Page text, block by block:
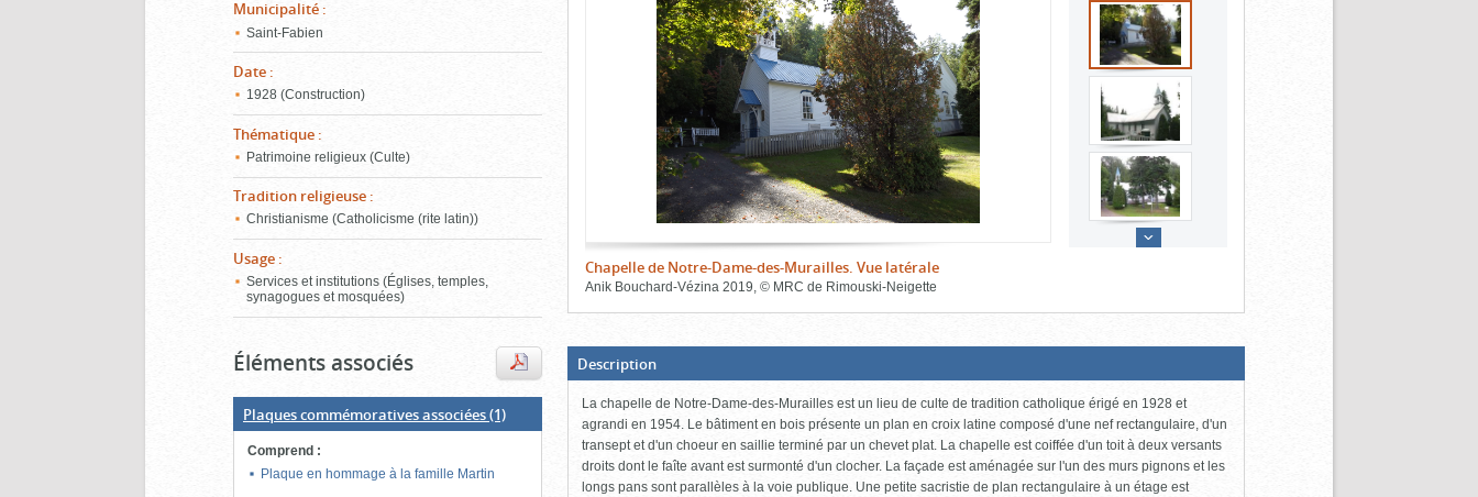
Municipalité :
Saint-Fabien
Date :
1928 (Construction)
Thématique :
Patrimoine religieux (Culte)
Tradition religieuse :
Christianisme (Catholicisme (rite latin))
Usage :
Services et institutions (Églises, temples,
synagogues et mosquées)
Éléments associés
Plaques commémoratives associées(1)
Comprend :
Plaque en hommage à la famille Martin
contenu)
le
contenu)
l'onglet
Chapelle de Notre-Dame-des-Murailles. Vue latérale
Anik Bouchard-Vézina 2019, © MRC de Rimouski-Neigette
bloc
d'onglets
Description(Boite
ouverte,
cliquer
pour
fermer)
La chapelle de Notre-Dame-des-Murailles est un lieu de culte de tradition catholique érigé en 1928 et
agrandi en 1954. Le bâtiment en bois présente un plan en croix latine composé d'une nef rectangulaire, d'un
transept et d'un choeur en saillie terminé par un chevet plat. La chapelle est coiffée d'un toit à deux versants
droits dont le faîte avant est surmonté d'un clocher. La façade est aménagée sur l'un des murs pignons et les
longs pans sont parallèles à la voie publique. Une petite sacristie de plan rectangulaire à un étage est